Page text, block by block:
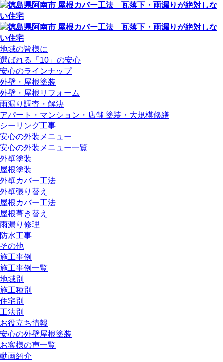
地域の皆様に
選ばれる「10」の安心
安心のラインナップ
外壁・屋根塗装
外壁・屋根リフォーム
雨漏り調査・解決
アパート・マンション・店舗 塗装・大規模修繕
シーリング工事
安心の外装メニュー
安心の外装メニュー一覧
外壁塗装
屋根塗装
外壁カバー工法
外壁張り替え
屋根カバー工法
屋根葺き替え
雨漏り修理
防水工事
その他
施工事例
施工事例一覧
地域別
施工種別
住宅別
工法別
お役立ち情報
安心の外壁屋根塗装
お客様の声一覧
動画紹介